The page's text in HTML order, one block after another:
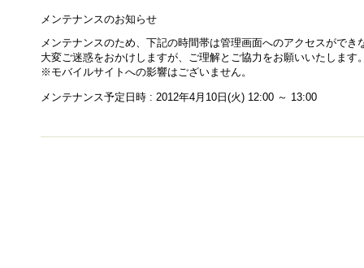
メンテナンスのお知らせ
メンテナンスのため、下記の時間帯は管理画面へのアクセスができ
大変ご迷惑をおかけしますが、ご理解とご協力をお願いいたします
※モバイルサイトへの影響はございません。
メンテナンス予定日時 : 2012年4月10日(火) 12:00 ～ 13:00